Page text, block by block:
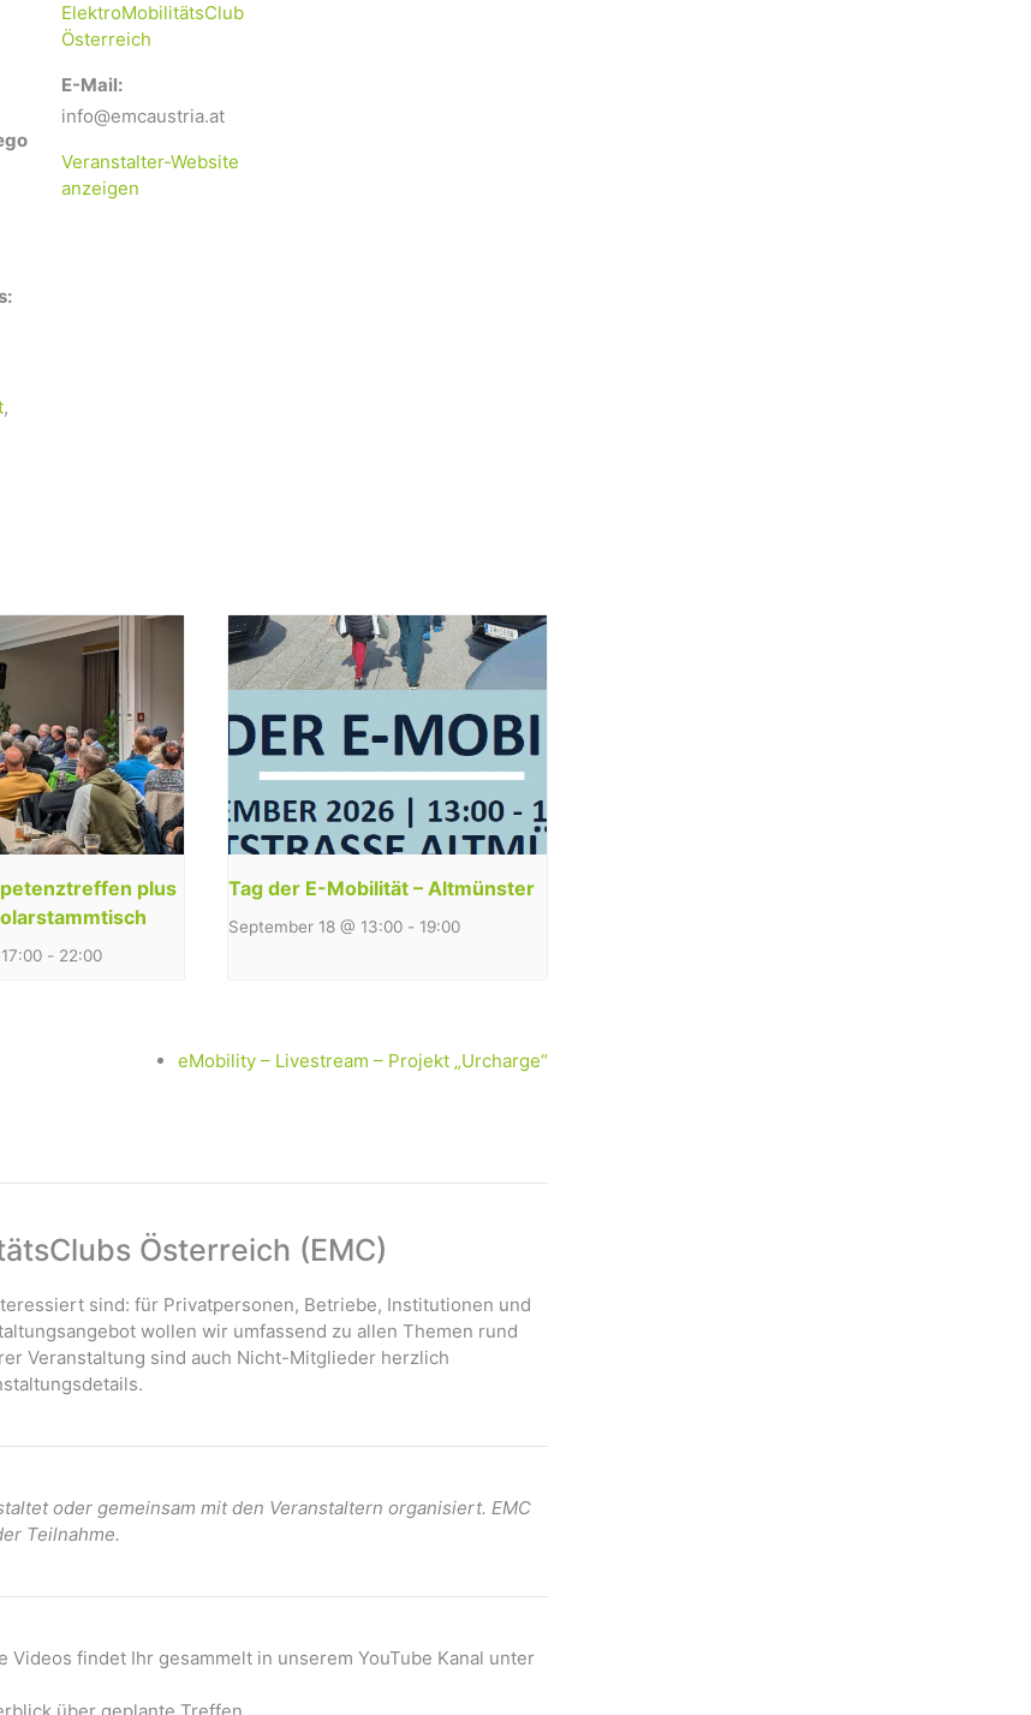
,
ElektroMobilitätsClub
Österreich
E-Mail:
info@emcaustria.at
Veranstalter-Website
anzeigen
plus
- 22:00
Tag der E-Mobilität – Altmünster
September 18 @ 13:00 - 19:00
eMobility – Livestream – Projekt „Urcharge“
Österreich (EMC)
sind: für Privatpersonen, Betriebe, Institutionen und
wollen wir umfassend zu allen Themen rund
Veranstaltung sind auch Nicht-Mitglieder herzlich
oder gemeinsam mit den Veranstaltern organisiert. EMC
Teilnahme.
findet Ihr gesammelt in unserem YouTube Kanal unter